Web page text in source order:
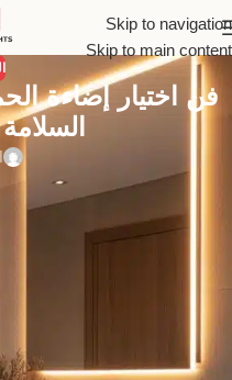
Skip to navigation
Skip to main content
فن اختيار إضاءة
إتقان فن اختيار إضاءة الحمام
منتجع صحي خاص. دليلك الشامل
تحقق التوازن المثالي.
فن اختيار إضاءة
مساحتك إلى واحة من